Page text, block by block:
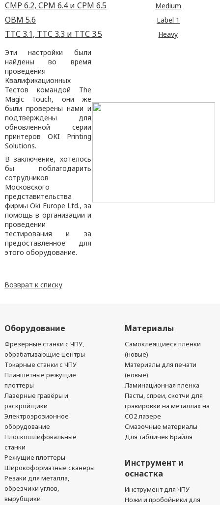
CMP 6.2, CPM 6.4 и CPM 6.5 Medium
OBM 5.6 Label 1
ТТС 3.1, ТТС 3.3 и ТТС 3.5
Heavy
Эти настройки были
найдены во время
проведения
Квалификационных
Тестов командой The
Magic Touch, они же
были проверены нами и
подтверждены для
обновлённой серии
принтеров OKI Printing
Solutions.
В заключение, хотелось
бы поблагодарить
сотрудников
Московского
представительства
фирмы Oki Europe Ltd., за
помощь в организации и
проведении
тестирования и за
предоставленное для
этого оборудование.
Возврат к списку
Оборудование
Фрезерные станки с ЧПУ,
обрабатывающие центры
Токарные станки с ЧПУ
Планшетные режущие
плоттеры
Лазерные гравёры и
раскройщики
Электроэрозионное
оборудование
Плоскошлифовальные
станки
Режущие плоттеры
Широкоформатные сканеры
Резаки для металла,
обрезчики углов,
вырубщики
Материалы
Самоклеящиеся пленки
(новые)
Материалы для печати
(новые)
Ламинационная пленка
Пасты, спреи, скотчи для
гравировки на металлах на
CO2 лазере
Смазочные материалы
Для табличек Брайля
Инструмент и
оснастка
Инструмент для ЧПУ
Ножи и пробойники для